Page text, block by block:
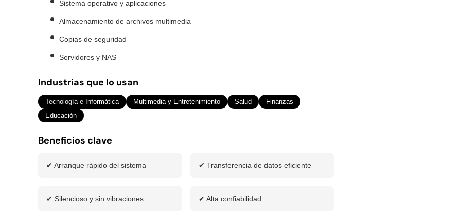
Sistema operativo y aplicaciones
Almacenamiento de archivos multimedia
Copias de seguridad
Servidores y NAS
Industrias que lo usan
Tecnología e Informática Multimedia y Entretenimiento Salud
Finanzas
Educación
Beneficios clave
✔ Arranque rápido del sistema ✔ Transferencia de datos eficiente
✔ Silencioso y sin vibraciones ✔ Alta confiabilidad